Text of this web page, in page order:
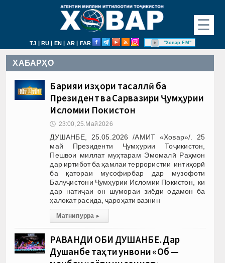
☰
TJ | RU | EN | AR | FAR "Ховар FM"
ХАБАРҲО
Барқияи изҳори тасаллӣ ба
Президент ва Сарвазири Ҷумҳурии
Исломии Покистон
🕔 23:00, 25.Май 2026
ДУШАНБЕ, 25.05.2026 /АМИТ «Ховар»/. 25
май Президенти Ҷумҳурии Тоҷикистон,
Пешвои миллат муҳтарам Эмомалӣ Раҳмон
дар иртибот ба ҳамлаи террористии интиҳорӣ
ба қатораи мусофирбар дар музофоти
Балуҷистони Ҷумҳурии Исломии Покистон, ки
дар натиҷаи он шумораи зиёди одамон ба
ҳалокат расида, ҷароҳати вазнин
Матни пурра ▸
РАВАНДИ ОБИ ДУШАНБЕ. Дар
Душанбе таҳти унвони «Об —